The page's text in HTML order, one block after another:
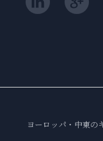
ヨーロッパ・中東の